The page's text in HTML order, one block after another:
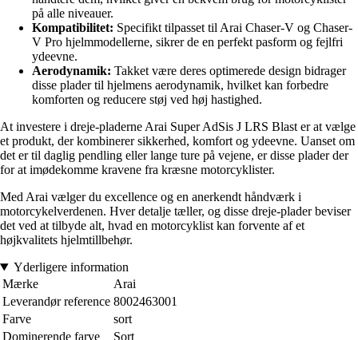
på alle niveauer.
Kompatibilitet: Specifikt tilpasset til Arai Chaser-V og Chaser-
V Pro hjelmmodellerne, sikrer de en perfekt pasform og fejlfri
ydeevne.
Aerodynamik: Takket være deres optimerede design bidrager
disse plader til hjelmens aerodynamik, hvilket kan forbedre
komforten og reducere støj ved høj hastighed.
At investere i dreje-pladerne Arai Super AdSis J LRS Blast er at vælge
et produkt, der kombinerer sikkerhed, komfort og ydeevne. Uanset om
det er til daglig pendling eller lange ture på vejene, er disse plader der
for at imødekomme kravene fra kræsne motorcyklister.
Med Arai vælger du excellence og en anerkendt håndværk i
motorcykelverdenen. Hver detalje tæller, og disse dreje-plader beviser
det ved at tilbyde alt, hvad en motorcyklist kan forvente af et
højkvalitets hjelmtillbehør.
Yderligere information
Mærke
Arai
Leverandør reference 8002463001
Farve
sort
Dominerende farve
Sort